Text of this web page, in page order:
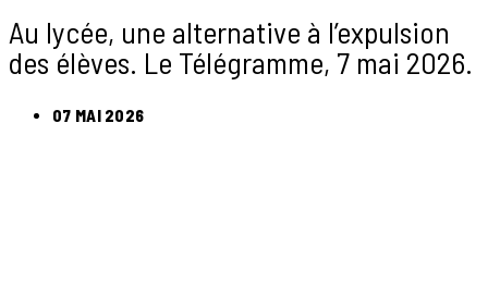
Au lycée, une alternative à l’expulsion
des élèves. Le Télégramme, 7 mai 2026.
07 MAI 2026